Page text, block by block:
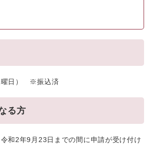
曜日） ※振込済
る方
和2年9月23日までの間に申請が受け付け